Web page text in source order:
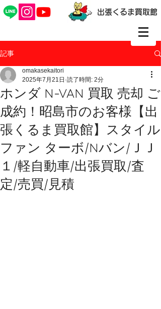
出張くるま買取館
記事
ホンダ N-VAN 買取 売却 ご
成約！昭島市のお客様【出
張くるま買取館】スタイル
ファン ターボ/Nバン/ＪＪ
１/軽自動車/出張買取/査
定/売買/見積
omakasekaitori
2025年7月21日 読了時間: 2分